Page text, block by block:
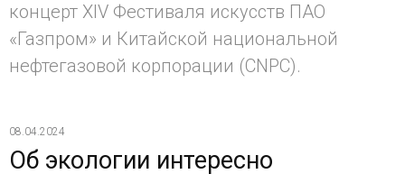
концерт XIV Фестиваля искусств ПАО
«Газпром» и Китайской национальной
нефтегазовой корпорации (CNPC).
08.04.2024
Об экологии интересно